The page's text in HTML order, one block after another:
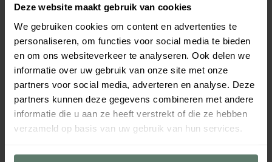
Deze website maakt gebruik van cookies
We gebruiken cookies om content en advertenties te
personaliseren, om functies voor social media te bieden
en om ons websiteverkeer te analyseren. Ook delen we
informatie over uw gebruik van onze site met onze
partners voor social media, adverteren en analyse. Deze
partners kunnen deze gegevens combineren met andere
informatie die u aan ze heeft verstrekt of die ze hebben
verzameld op basis van uw gebruik van hun services.